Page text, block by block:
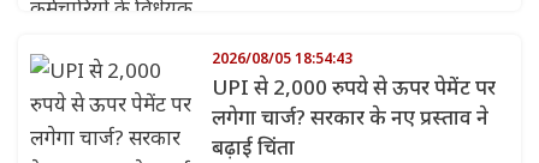
2026/08/05 18:54:43
UPI से 2,000 रुपये से ऊपर पेमेंट पर
लगेगा चार्ज? सरकार के नए प्रस्ताव ने
बढ़ाई चिंता